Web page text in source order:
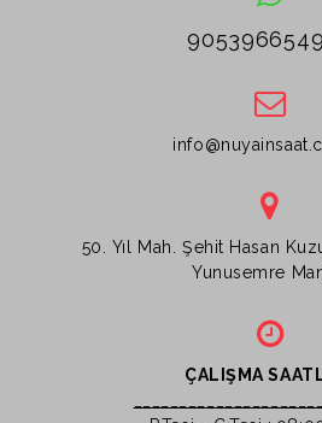
50. Yıl Mah. Şehit Hasan
Yunusemre
ÇALIŞMA